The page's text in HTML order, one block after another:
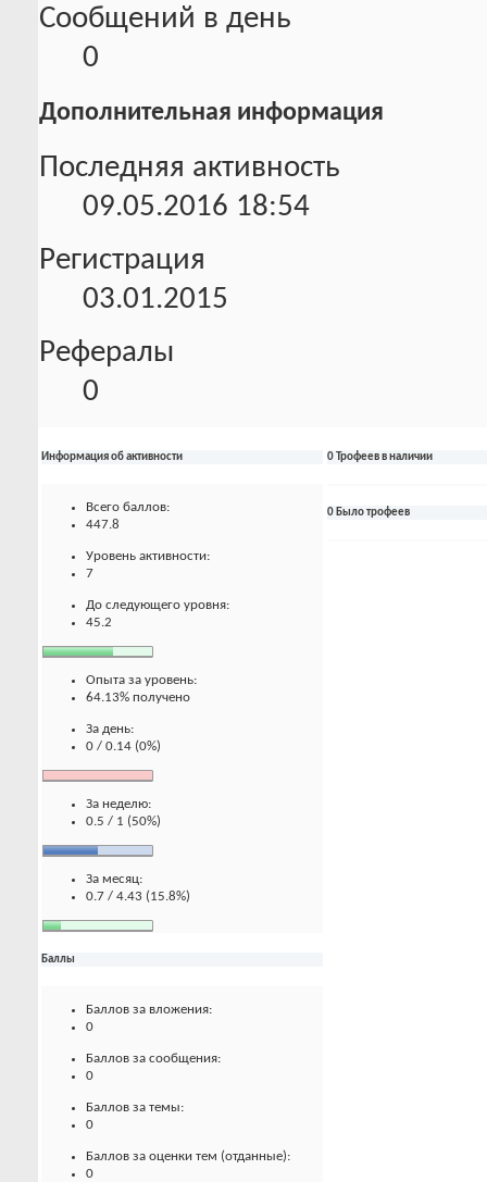
Сообщений в день
0
Дополнительная информация
Последняя активность
09.05.2016 18:54
Регистрация
03.01.2015
Рефералы
0
Информация об активности
Всего баллов:
447.8
Уровень активности:
7
До следующего уровня:
45.2
Опыта за уровень:
64.13% получено
За день:
0 / 0.14 (0%)
За неделю:
0.5 / 1 (50%)
За месяц:
0.7 / 4.43 (15.8%)
Баллы
Баллов за вложения:
0
Баллов за сообщения:
0
Баллов за темы:
0
Баллов за оценки тем (отданные):
0
0 Трофеев в наличии
0 Было трофеев